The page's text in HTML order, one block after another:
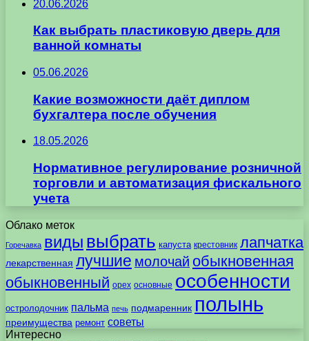
20.06.2026
Как выбрать пластиковую дверь для
ванной комнаты
05.06.2026
Какие возможности даёт диплом
бухгалтера после обучения
18.05.2026
Нормативное регулирование розничной
торговли и автоматизация фискального
учета
Облако меток
Горечавка виды выбрать капуста крестовник лапчатка
лекарственная лучшие молочай обыкновенная
обыкновенный орех основные особенности
остролодочник пальма печь подмаренник полынь
преимущества ремонт советы
Интересно